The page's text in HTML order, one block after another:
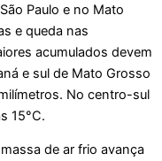
Paulo e no Mato
e queda nas
acumulados devem
e sul de Mato Grosso
No centro-sul
15°C.
de ar frio avança